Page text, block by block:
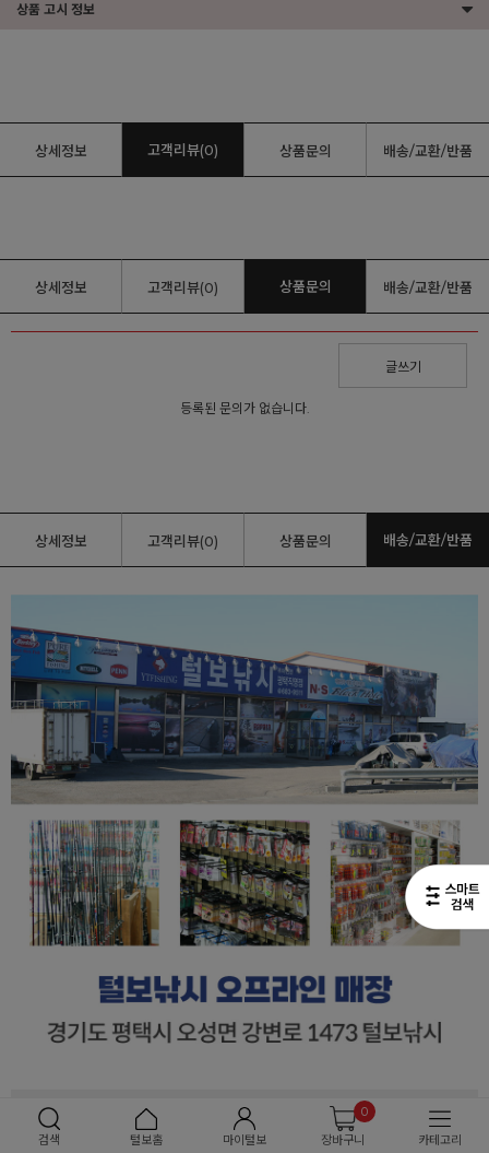
검색 털보홈 마이털보
0
장바구니
카테고리
상품 고시 정보
상세정보 고객리뷰(0) 상품문의 배송/교환/반품
상세정보 고객리뷰(0) 상품문의 배송/교환/반품
글쓰기
등록된 문의가 없습니다.
상세정보 고객리뷰(0) 상품문의 배송/교환/반품